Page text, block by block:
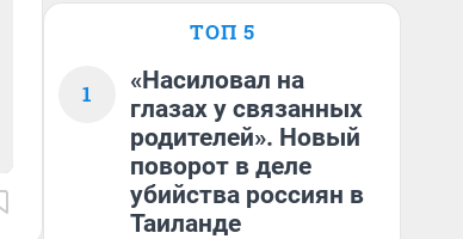
ТОП 5
1
«Насиловал на
глазах у связанных
родителей». Новый
поворот в деле
убийства россиян в
Таиланде